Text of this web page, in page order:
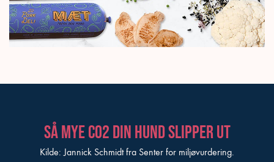
Så mye CO2 din hund slipper ut
Kilde: Jannick Schmidt fra Senter for miljøvurdering.